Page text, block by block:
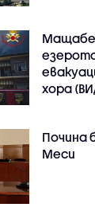
хора
Почина
Меси